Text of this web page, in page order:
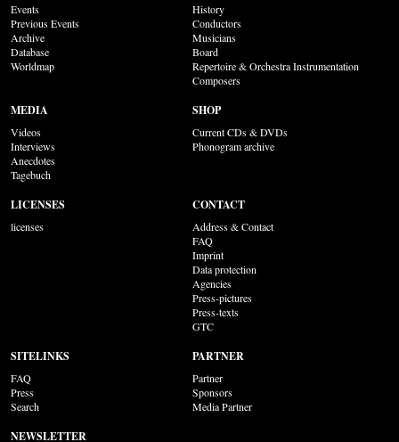
Events
Previous Events
Archive
Database
Worldmap
History
Conductors
Musicians
Board
Repertoire & Orchestra Instrumentation
Composers
MEDIA
Videos
Interviews
Anecdotes
Tagebuch
SHOP
Current CDs & DVDs
Phonogram archive
LICENSES
licenses
CONTACT
Address & Contact
FAQ
Imprint
Data protection
Agencies
Press-pictures
Press-texts
GTC
SITELINKS
FAQ
Press
Search
PARTNER
Partner
Sponsors
Media Partner
NEWSLETTER